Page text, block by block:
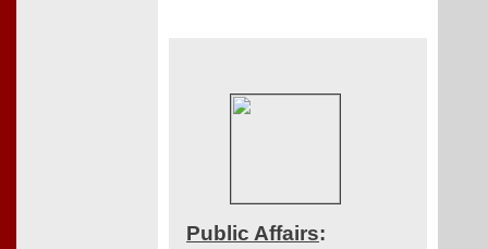
Public Affairs: